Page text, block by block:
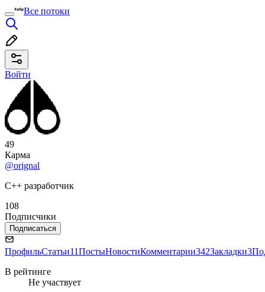
Все потоки
Войти
49
Карма
@orignal
C++ разработчик
108
Подписчики
Подписаться
ПрофильСтатьи11ПостыНовостиКомментарии342Закладки3
В рейтинге
Не участвует